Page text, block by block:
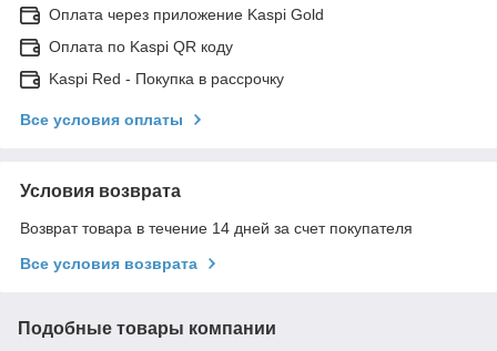
Оплата через приложение Kaspi Gold
Оплата по Kaspi QR коду
Kaspi Red - Покупка в рассрочку
Все условия оплаты
Условия возврата
Возврат товара в течение 14 дней за счет покупателя
Все условия возврата
Подобные товары компании